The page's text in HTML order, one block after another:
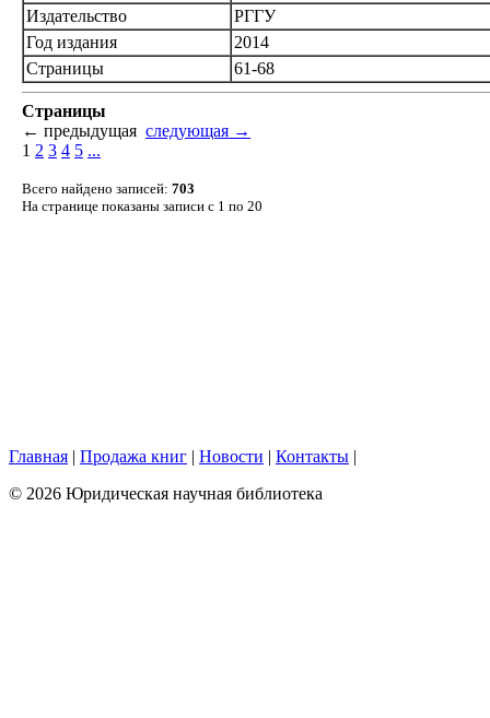
Издательство
РГГУ
Год издания
2014
Страницы
61-68
Страницы
← предыдущая следующая →
1 2 3 4 5 ...
Всего найдено записей: 703
На странице показаны записи с 1 по 20
Главная | Продажа книг | Новости | Контакты |
© 2026 Юридическая научная библиотека